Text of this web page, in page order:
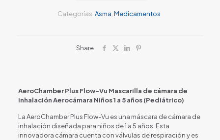
Categorías:Asma Medicamentos
Share
AeroChamber Plus Flow-Vu Mascarilla de cámara de
inhalación Aerocámara Niños 1 a 5 años (Pediátrico)
La AeroChamber Plus Flow-Vu es una máscara de cámara de
inhalación diseñada para niños de 1 a 5 años. Esta
innovadora cámara cuenta con válvulas de respiración y es